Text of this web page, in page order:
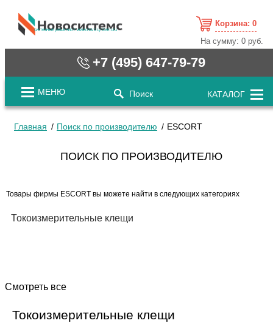
cистемные решения / www.novosystems.ru
Корзина: 0
На сумму:0 руб.
+7 (495) 647-79-79
МЕНЮ Поиск КАТАЛОГ
Главная Поиск по производителю ESCORT
ПОИСК ПО ПРОИЗВОДИТЕЛЮ
Товары фирмы ESCORT вы можете найти в следующих категориях
Токоизмерительные клещи
Смотреть все
Токоизмерительные клещи